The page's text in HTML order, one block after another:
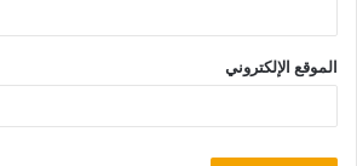
الموقع الإلكتروني